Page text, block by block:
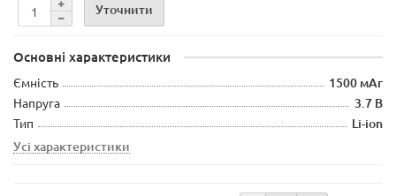
Уточнити
Основні характеристики
Ємність 1500 мАг
Напруга 3.7 В
Тип
Li-ion
Усі характеристики